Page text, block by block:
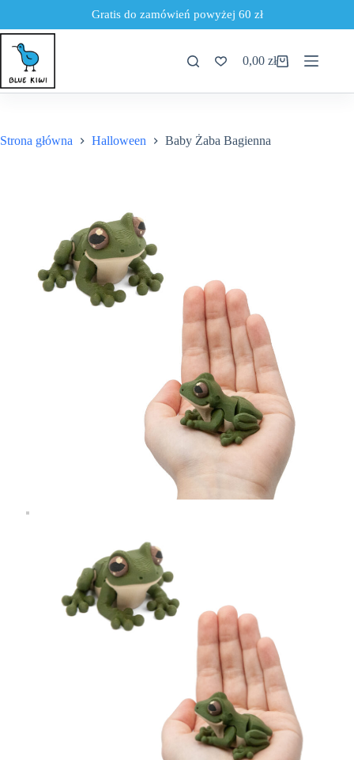
Gratis do zamówień powyżej 60 zł
Przejdź
treści
Koszyk
0,00zł
Strona główna Halloween Baby Żaba Bagienna